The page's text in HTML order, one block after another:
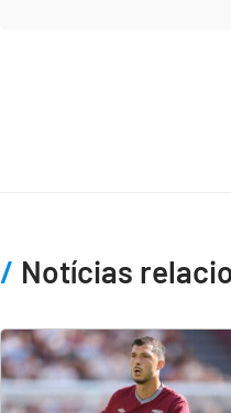
Notícias